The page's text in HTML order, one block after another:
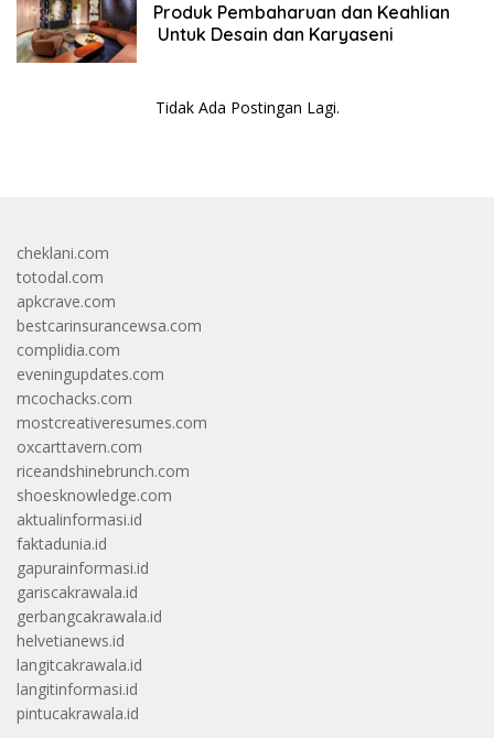
Produk Pembaharuan dan Keahlian
Untuk Desain dan Karyaseni
Tidak Ada Postingan Lagi.
cheklani.com
totodal.com
apkcrave.com
bestcarinsurancewsa.com
complidia.com
eveningupdates.com
mcochacks.com
mostcreativeresumes.com
oxcarttavern.com
riceandshinebrunch.com
shoesknowledge.com
aktualinformasi.id
faktadunia.id
gapurainformasi.id
gariscakrawala.id
gerbangcakrawala.id
helvetianews.id
langitcakrawala.id
langitinformasi.id
pintucakrawala.id